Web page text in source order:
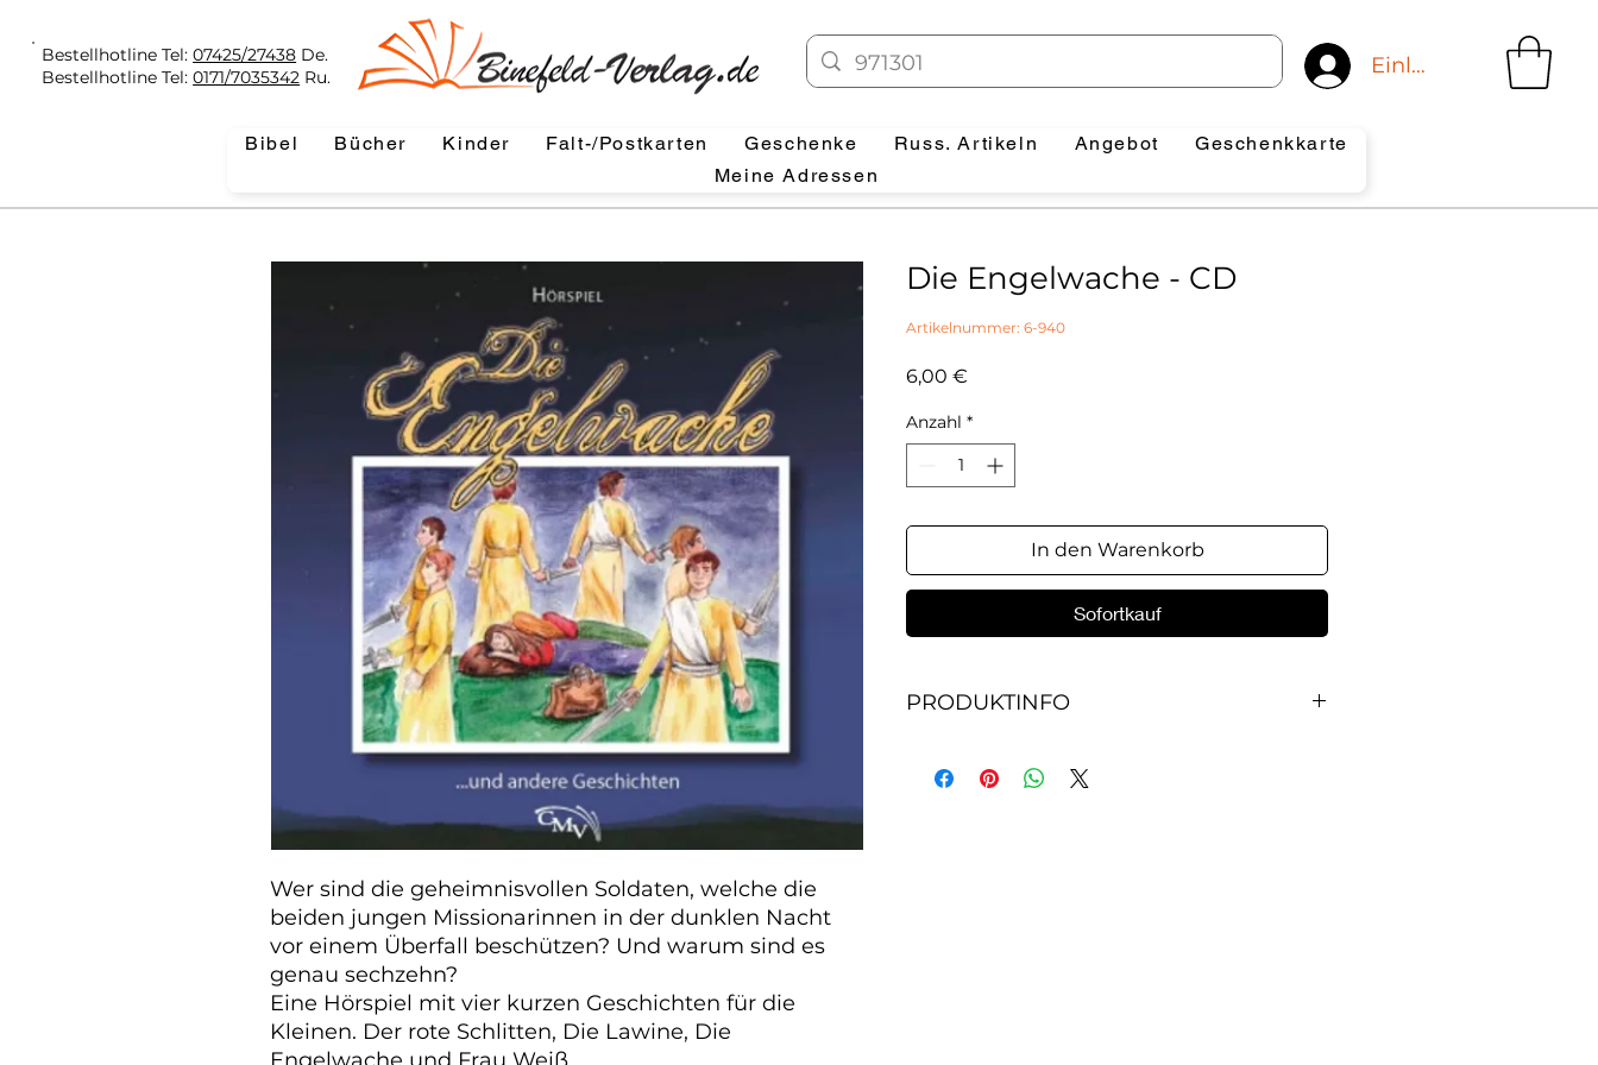
Bestellhotline Tel:07425/27438 De.
Bestellhotline Tel:0171/7035342 Ru. Einloggen
Bibel Bücher Kinder Falt-/Postkarten Geschenke Russ. Artikeln Angebot
Geschenkkarte
Meine Adressen
Wer sind die geheimnisvollen Soldaten, welche die
beiden jungen Missionarinnen in der dunklen Nacht
vor einem Überfall beschützen? Und warum sind es
genau sechzehn?
Eine Hörspiel mit vier kurzen Geschichten für die
Kleinen. Der rote Schlitten, Die Lawine, Die
Die Engelwache - CD
Artikelnummer: 6-940
6,00 €
Anzahl *
In den Warenkorb
Sofortkauf
PRODUKTINFO
beiden jungen Missionarinnen in der dunklen